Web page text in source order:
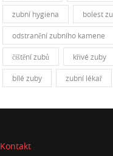
zubní hygiena bolest
odstranění zubního kamene
čištění zubů křivé zuby
bílé zuby zubní lékař
Kontakt